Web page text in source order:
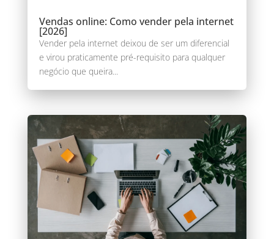
Vendas online: Como vender pela internet
[2026]
Vender pela internet deixou de ser um diferencial
e virou praticamente pré-requisito para qualquer
negócio que queira...